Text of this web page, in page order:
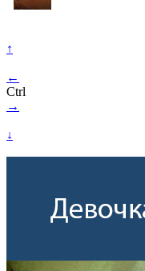
↑
←
Ctrl
→
↓